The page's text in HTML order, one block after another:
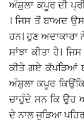
ਅੰਸ਼ੁਲਾ ਕਪੂਰ ਦੀ
। ਜਿਸ ਤੋਂ ਬਾਅਦ
ਹਨ। ਹੁਣ
ਸਾਂਝਾ ਕੀਤਾ ਹੈ।
ਕੀਤੇ ਗਏ ਕੱਪੜਿਆਂ
ਅੰਸ਼ੁਲਾ ਕਪੂਰ
ਚਾਹੁੰਦੇ ਸਨ ਕਿ
ਦੇ ਨਾਲ ਜੁੜਿਆ